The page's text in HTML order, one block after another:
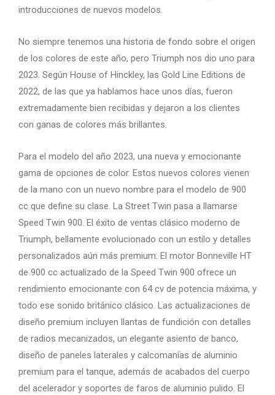
introducciones de nuevos modelos.
No siempre tenemos una historia de fondo sobre el origen
de los colores de este año, pero Triumph nos dio uno para
2023. Según House of Hinckley, las Gold Line Editions de
2022, de las que ya hablamos hace unos días, fueron
extremadamente bien recibidas y dejaron a los clientes
con ganas de colores más brillantes.
Para el modelo del año 2023, una nueva y emocionante
gama de opciones de color. Estos nuevos colores vienen
de la mano con un nuevo nombre para el modelo de 900
cc que define su clase. La Street Twin pasa a llamarse
Speed ​​Twin 900. El éxito de ventas clásico moderno de
Triumph, bellamente evolucionado con un estilo y detalles
personalizados aún más premium. El motor Bonneville HT
de 900 cc actualizado de la Speed ​​Twin 900 ofrece un
rendimiento emocionante con 64 cv de potencia máxima, y
​​todo ese sonido británico clásico. Las actualizaciones de
diseño premium incluyen llantas de fundición con detalles
de radios mecanizados, un elegante asiento de banco,
diseño de paneles laterales y calcomanías de aluminio
premium para el tanque, además de acabados del cuerpo
del acelerador y soportes de faros de aluminio pulido. El